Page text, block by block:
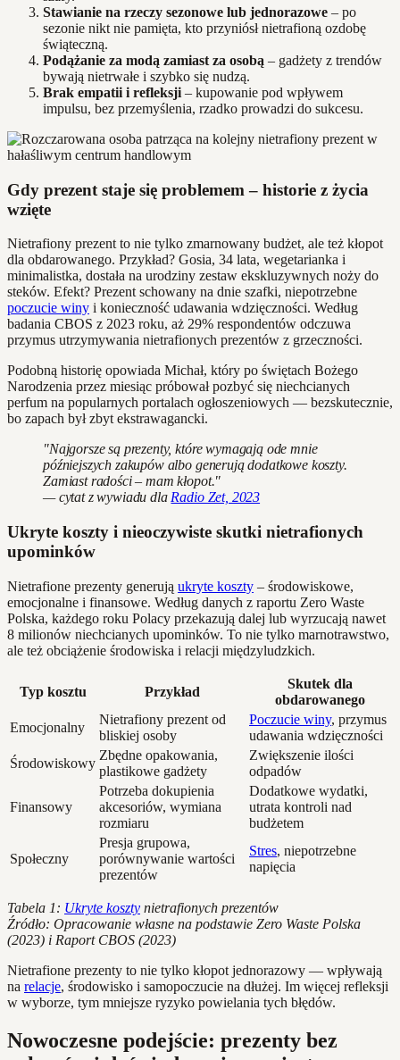
Stawianie na rzeczy sezonowe lub jednorazowe – po
sezonie nikt nie pamięta, kto przyniósł nietrafioną ozdobę
świąteczną.
Podążanie za modą zamiast za osobą – gadżety z trendów
bywają nietrwałe i szybko się nudzą.
Brak empatii i refleksji – kupowanie pod wpływem
impulsu, bez przemyślenia, rzadko prowadzi do sukcesu.
Gdy prezent staje się problemem – historie z życia
wzięte
Nietrafiony prezent to nie tylko zmarnowany budżet, ale też kłopot
dla obdarowanego. Przykład? Gosia, 34 lata, wegetarianka i
minimalistka, dostała na urodziny zestaw ekskluzywnych noży do
steków. Efekt? Prezent schowany na dnie szafki, niepotrzebne
poczucie winy i konieczność udawania wdzięczności. Według
badania CBOS z 2023 roku, aż 29% respondentów odczuwa
przymus utrzymywania nietrafionych prezentów z grzeczności.
Podobną historię opowiada Michał, który po świętach Bożego
Narodzenia przez miesiąc próbował pozbyć się niechcianych
perfum na popularnych portalach ogłoszeniowych — bezskutecznie,
bo zapach był zbyt ekstrawagancki.
"Najgorsze są prezenty, które wymagają ode mnie
późniejszych zakupów albo generują dodatkowe koszty.
Zamiast radości – mam kłopot."
— cytat z wywiadu dla Radio Zet, 2023
Ukryte koszty i nieoczywiste skutki nietrafionych
upominków
Nietrafione prezenty generują ukryte koszty – środowiskowe,
emocjonalne i finansowe. Według danych z raportu Zero Waste
Polska, każdego roku Polacy przekazują dalej lub wyrzucają nawet
8 milionów niechcianych upominków. To nie tylko marnotrawstwo,
ale też obciążenie środowiska i relacji międzyludzkich.
Typ kosztu Przykład
Skutek dla
obdarowanego
Emocjonalny
Nietrafiony prezent od
bliskiej osoby
Poczucie winy, przymus
udawania wdzięczności
Środowiskowy
Zbędne opakowania,
plastikowe gadżety
Zwiększenie ilości
odpadów
Finansowy
Potrzeba dokupienia
akcesoriów, wymiana
rozmiaru
Dodatkowe wydatki,
utrata kontroli nad
budżetem
Społeczny
Presja grupowa,
porównywanie wartości
prezentów
Stres, niepotrzebne
napięcia
Tabela 1: Ukryte koszty nietrafionych prezentów
Źródło: Opracowanie własne na podstawie Zero Waste Polska
(2023) i Raport CBOS (2023)
Nietrafione prezenty to nie tylko kłopot jednorazowy — wpływają
na relacje, środowisko i samopoczucie na dłużej. Im więcej refleksji
w wyborze, tym mniejsze ryzyko powielania tych błędów.
Nowoczesne podejście: prezenty bez